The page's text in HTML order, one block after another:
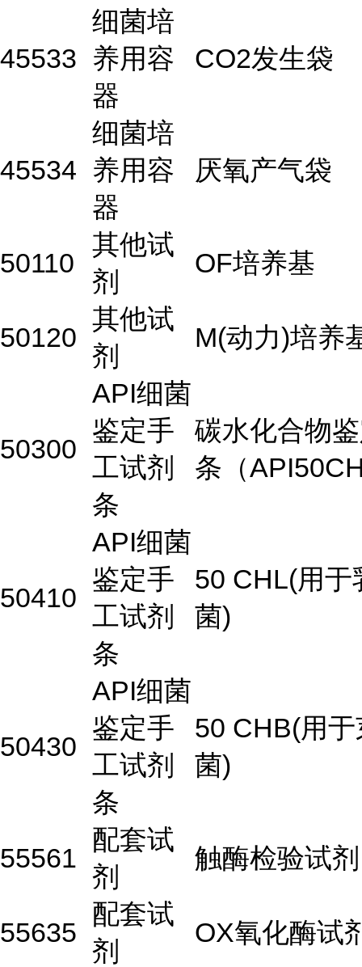
45533
细菌培
养用容
器
CO2发生袋
45534
细菌培
养用容
器
厌氧产气袋
50110
其他试
剂
OF培养基
50120
其他试
剂
M(动力)培养
50300
API细菌
鉴定手
工试剂
条
碳水化合物
条（
50410
API细菌
鉴定手
工试剂
条
50 CHL(用于
菌)
50430
API细菌
鉴定手
工试剂
条
50 CHB(用
菌)
55561
配套试
剂
触酶检验试剂
55635
配套试
剂
OX氧化酶试